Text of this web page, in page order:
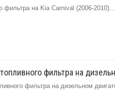
фильтра на Kia Carnival (2006-2010)...
фильтра на
фильтра на дизельном